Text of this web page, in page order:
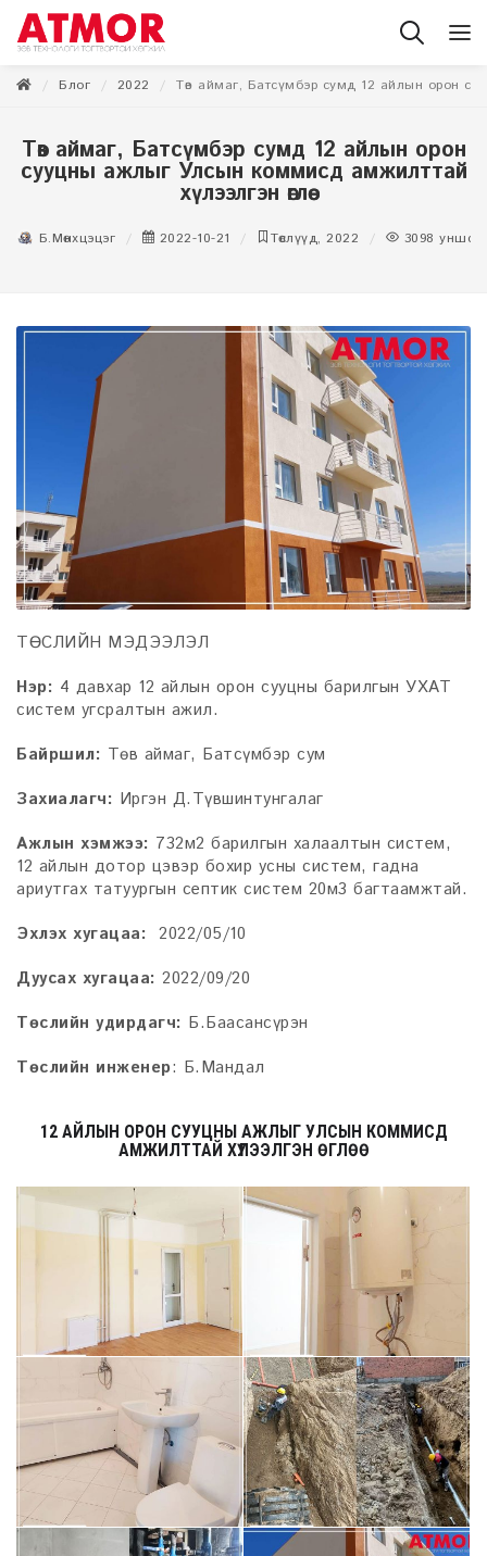
Блог 2022 Төв аймаг, Батсүмбэр сумд 12 айлын орон
Төв аймаг, Батсүмбэр сумд 12 айлын орон
сууцны ажлыг Улсын коммисд амжилттай
хүлээлгэн өглөө
Б.Мөнхцэцэг 2022-10-21 Төслүүд, 2022 3098
ТӨСЛИЙН МЭДЭЭЛЭЛ
Нэр: 4 давхар 12 айлын орон сууцны барилгын УХАТ
систем угсралтын ажил.
Байршил: Төв аймаг, Батсүмбэр сум
Захиалагч: Иргэн Д.Түвшинтунгалаг
Ажлын хэмжээ: 732м2 барилгын халаалтын систем,
12 айлын дотор цэвэр бохир усны систем, гадна
ариутгах татуургын септик систем 20м3 багтаамжтай.
Эхлэх хугацаа: 2022/05/10
Дуусах хугацаа: 2022/09/20
Төслийн удирдагч: Б.Баасансүрэн
Төслийн инженер: Б.Мандал
12 АЙЛЫН ОРОН СУУЦНЫ АЖЛЫГ УЛСЫН КОММИСД
АМЖИЛТТАЙ ХҮЛЭЭЛГЭН ӨГЛӨӨ